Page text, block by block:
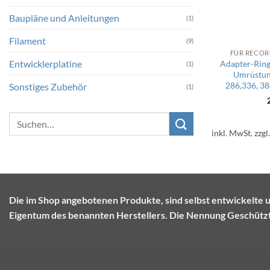
Baupläne und Anleitungen (1)
Filament (9)
Entwicklerplatine (1)
Sonstiges Zubehör (1)
FÜR
Adapter-
286,336,
inkl. MwSt.zzgl.
Die im Shop angebotenen Produkte, sind selbst
Eigentum des benannten Herstellers. Die Nennung